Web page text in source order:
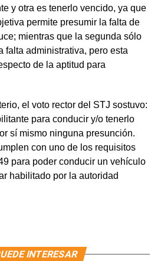
y otra es tenerlo vencido, ya que
permite presumir la falta de
mientras que la segunda sólo
falta administrativa, pero esta
de la aptitud para
el voto rector del STJ sostuvo:
para conducir y/o tenerlo
sí mismo ninguna presunción.
con uno de los requisitos
para poder conducir un vehículo
habilitado por la autoridad
INTERESAR